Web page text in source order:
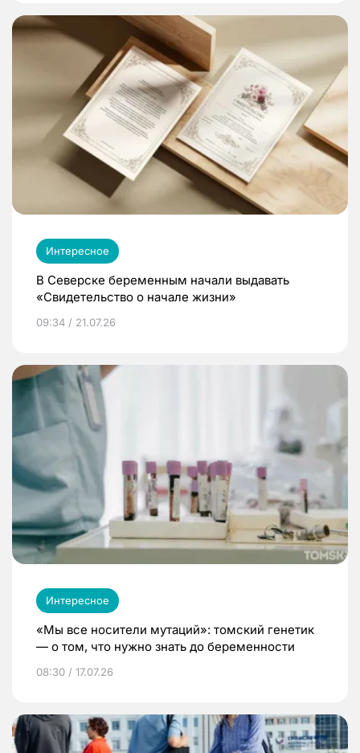
Интересное
В Северске беременным начали выдавать
«Свидетельство о начале жизни»
09:34 / 21.07.26
Интересное
«Мы все носители мутаций»: томский генетик
— о том, что нужно знать до беременности
08:30 / 17.07.26